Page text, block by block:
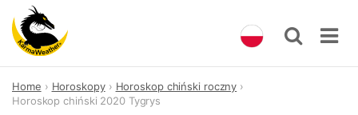
content
Home Horoskopy
Horoskop chiński roczny
Horoskop chiński 2020 Tygrys